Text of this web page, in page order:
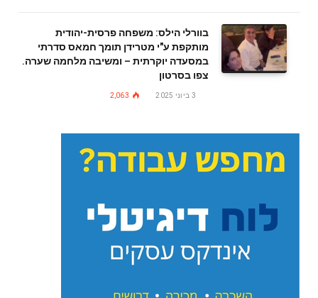
בוורלי הילס: משפחה פרסית-יהודית
מותקפת ע"י מטרידן תומך חמאס סדרתי
במסעדה יוקרתית – ומשיבה מלחמה שערה.
צפו בסרטון
3 ביוני 2025 2,063